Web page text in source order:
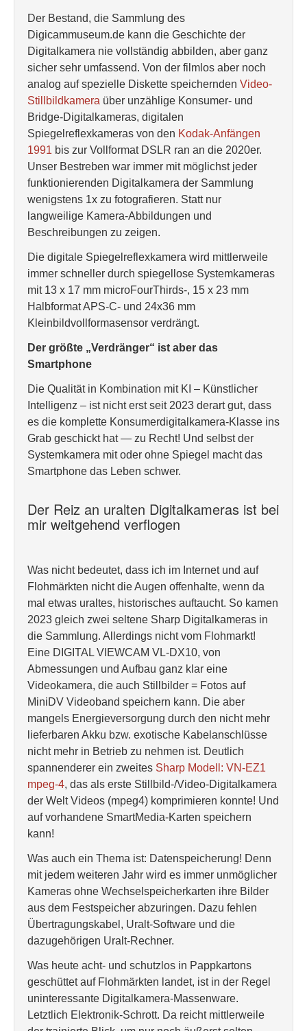
Der Bestand, die Sammlung des
Digicammuseum.de kann die Geschichte der
Digitalkamera nie vollständig abbilden, aber ganz
sicher sehr umfassend. Von der filmlos aber noch
analog auf spezielle Diskette speichernden Video-
Stillbildkamera über unzählige Konsumer- und
Bridge-Digitalkameras, digitalen
Spiegelreflexkameras von den Kodak-Anfängen
1991 bis zur Vollformat DSLR ran an die 2020er.
Unser Bestreben war immer mit möglichst jeder
funktionierenden Digitalkamera der Sammlung
wenigstens 1x zu fotografieren. Statt nur
langweilige Kamera-Abbildungen und
Beschreibungen zu zeigen.
Die digitale Spiegelreflexkamera wird mittlerweile
immer schneller durch spiegellose Systemkameras
mit 13 x 17 mm microFourThirds-, 15 x 23 mm
Halbformat APS-C- und 24x36 mm
Kleinbildvollformasensor verdrängt.
Der größte „Verdränger“ ist aber das
Smartphone
Die Qualität in Kombination mit KI – Künstlicher
Intelligenz – ist nicht erst seit 2023 derart gut, dass
es die komplette Konsumerdigitalkamera-Klasse ins
Grab geschickt hat — zu Recht! Und selbst der
Systemkamera mit oder ohne Spiegel macht das
Smartphone das Leben schwer.
Der Reiz an uralten Digitalkameras ist bei
mir weitgehend verflogen
Was nicht bedeutet, dass ich im Internet und auf
Flohmärkten nicht die Augen offenhalte, wenn da
mal etwas uraltes, historisches auftaucht. So kamen
2023 gleich zwei seltene Sharp Digitalkameras in
die Sammlung. Allerdings nicht vom Flohmarkt!
Eine DIGITAL VIEWCAM VL-DX10, von
Abmessungen und Aufbau ganz klar eine
Videokamera, die auch Stillbilder = Fotos auf
MiniDV Videoband speichern kann. Die aber
mangels Energieversorgung durch den nicht mehr
lieferbaren Akku bzw. exotische Kabelanschlüsse
nicht mehr in Betrieb zu nehmen ist. Deutlich
spannenderer ein zweites Sharp Modell: VN-EZ1
mpeg-4, das als erste Stillbild-/Video-Digitalkamera
der Welt Videos (mpeg4) komprimieren konnte! Und
auf vorhandene SmartMedia-Karten speichern
kann!
Was auch ein Thema ist: Datenspeicherung! Denn
mit jedem weiteren Jahr wird es immer unmöglicher
Kameras ohne Wechselspeicherkarten ihre Bilder
aus dem Festspeicher abzuringen. Dazu fehlen
Übertragungskabel, Uralt-Software und die
dazugehörigen Uralt-Rechner.
Was heute acht- und schutzlos in Pappkartons
geschüttet auf Flohmärkten landet, ist in der Regel
uninteressante Digitalkamera-Massenware.
Letztlich Elektronik-Schrott. Da reicht mittlerweile